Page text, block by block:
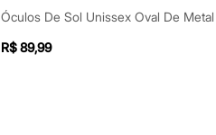
R$ 89,99